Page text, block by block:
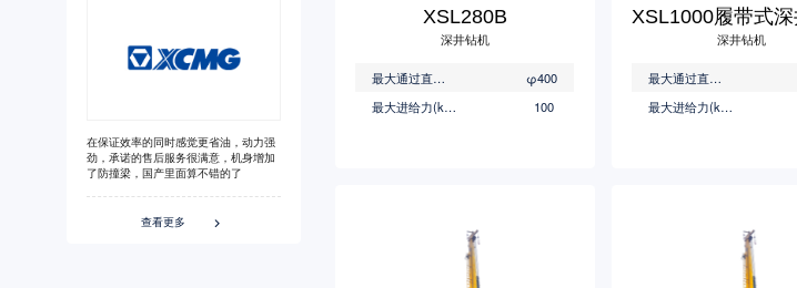
在保证效率的同时感觉更省油，动力强
劲，承诺的售后服务很满意，机身增加
了防撞梁，国产里面算不错的了
查看更多 
XSL280B
深井钻机
最大通过直径(mm)
φ400
最大进给力(kN)
100
深井钻机
最大通过直径(mm)
最大进给力(kN)